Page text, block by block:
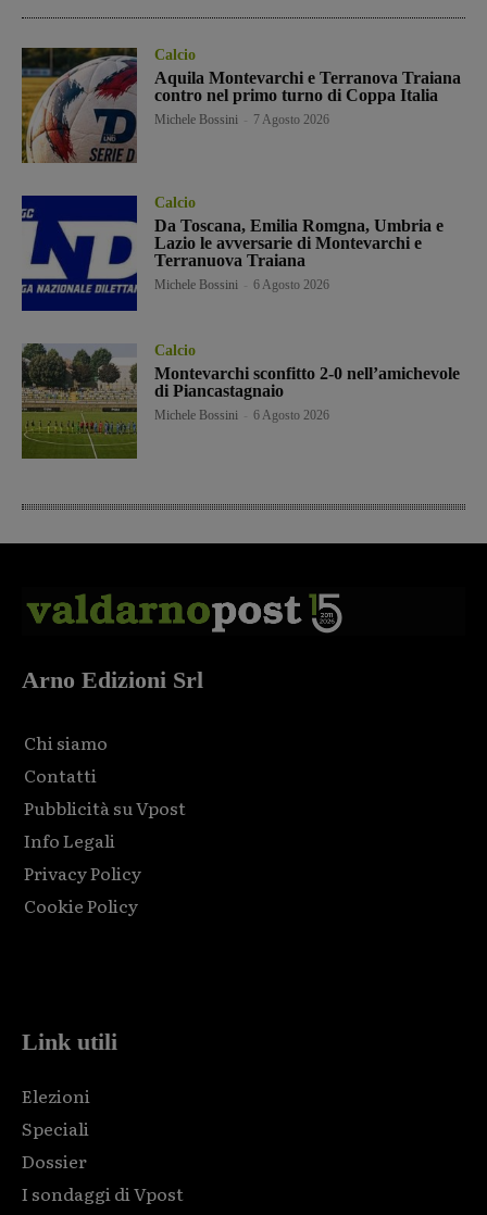
Calcio
Aquila Montevarchi e Terranova Traiana
contro nel primo turno di Coppa Italia
Michele Bossini 7 Agosto 2026
Calcio
Da Toscana, Emilia Romgna, Umbria e
Lazio le avversarie di Montevarchi e
Terranuova Traiana
Michele Bossini 6 Agosto 2026
Calcio
Montevarchi sconfitto 2-0 nell’amichevole
di Piancastagnaio
Michele Bossini 6 Agosto 2026
Arno Edizioni Srl
Chi siamo
Contatti
Pubblicità su Vpost
Info Legali
Privacy Policy
Cookie Policy
Link utili
Elezioni
Speciali
Dossier
I sondaggi di Vpost